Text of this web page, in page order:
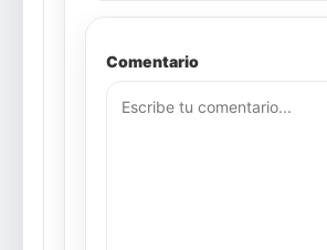
Comentario